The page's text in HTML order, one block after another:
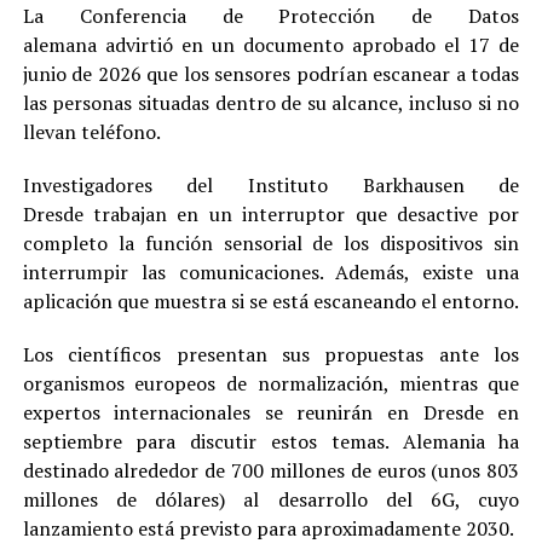
La Conferencia de Protección de Datos
alemana advirtió en un documento aprobado el 17 de
junio de 2026 que los sensores podrían escanear a todas
las personas situadas dentro de su alcance, incluso si no
llevan teléfono.
Investigadores del Instituto Barkhausen de
Dresde trabajan en un interruptor que desactive por
completo la función sensorial de los dispositivos sin
interrumpir las comunicaciones. Además, existe una
aplicación que muestra si se está escaneando el entorno.
Los científicos presentan sus propuestas ante los
organismos europeos de normalización, mientras que
expertos internacionales se reunirán en Dresde en
septiembre para discutir estos temas. Alemania ha
destinado alrededor de 700 millones de euros (unos 803
millones de dólares) al desarrollo del 6G, cuyo
lanzamiento está previsto para aproximadamente 2030.